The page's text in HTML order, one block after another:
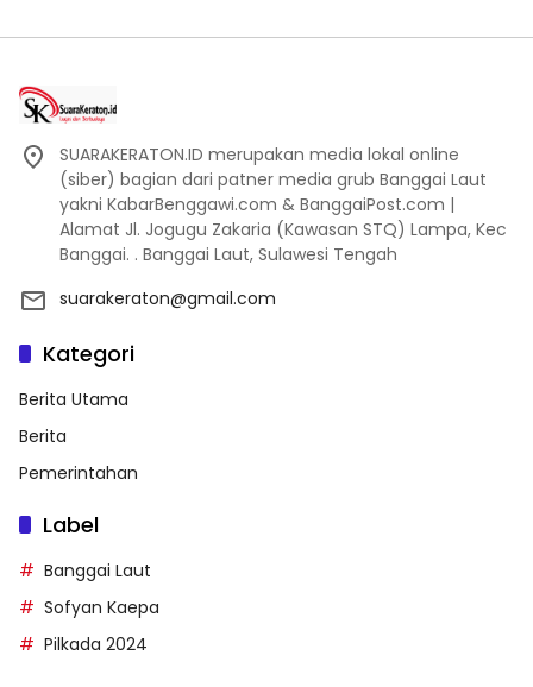
SUARAKERATON.ID merupakan media lokal online
(siber) bagian dari patner media grub Banggai Laut
yakni KabarBenggawi.com & BanggaiPost.com |
Alamat Jl. Jogugu Zakaria (Kawasan STQ) Lampa, Kec
Banggai. . Banggai Laut, Sulawesi Tengah
suarakeraton@gmail.com
Kategori
Berita Utama
Berita
Pemerintahan
Label
Banggai Laut
Sofyan Kaepa
Pilkada 2024